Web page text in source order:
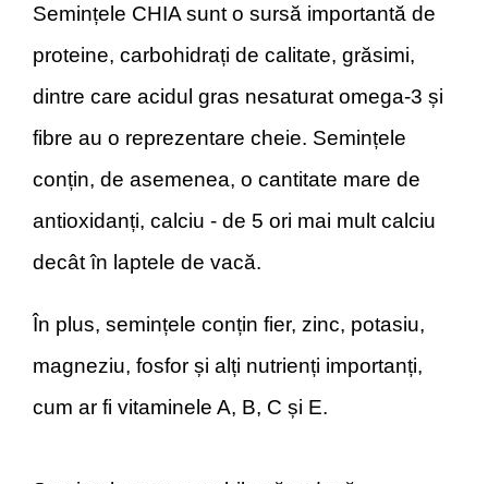
Semințele CHIA sunt o sursă importantă de
proteine, carbohidrați de calitate, grăsimi,
dintre care acidul gras nesaturat omega-3 și
fibre au o reprezentare cheie. Semințele
conțin, de asemenea, o cantitate mare de
antioxidanți, calciu - de 5 ori mai mult calciu
decât în laptele de vacă.
În plus, semințele conțin fier, zinc, potasiu,
magneziu, fosfor și alți nutrienți importanți,
cum ar fi vitaminele A, B, C și E.